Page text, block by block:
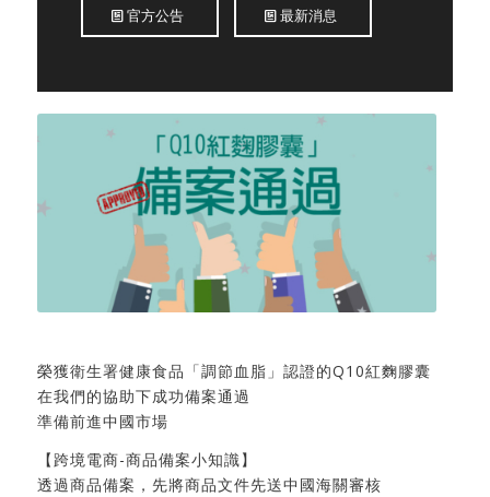
官方公告 最新消息
榮獲衛生署健康食品「調節血脂」認證的Q10紅麴膠囊
在我們的協助下成功備案通過
準備前進中國市場
【跨境電商-商品備案小知識】
透過商品備案，先將商品文件先送中國海關審核